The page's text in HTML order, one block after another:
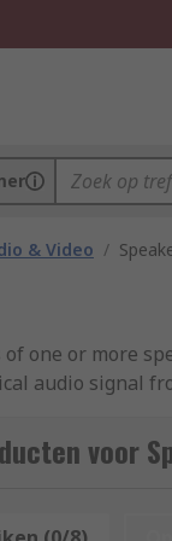
& Video /
one or more
audio signal
ranges
by the air
come in
voor